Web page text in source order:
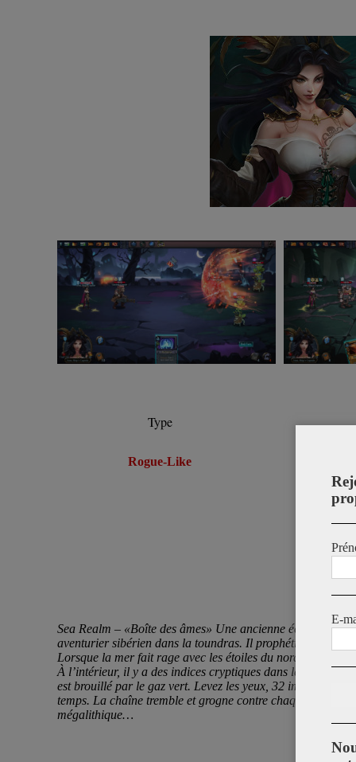
Type
Rogue-Like
Sea Realm – «Boîte des âmes» Une ancienne écriture
aventurier sibérien dans la toundras. Il prophétise à
Lorsque la mer fait rage avec les étoiles du nord qui
À l’intérieur, il y a des indices cryptiques dans le
est brouillé par le gaz vert. Levez les yeux, 32 immenses
temps. La chaîne tremble et grogne contre chaque étoile
mégalithique…
E-